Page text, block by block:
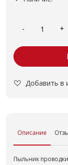
Добавить в
Описание
Пыльник